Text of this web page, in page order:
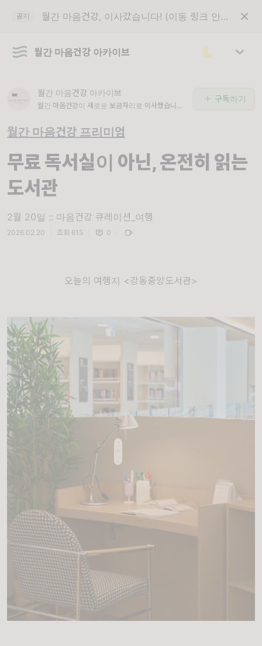
공지 월간 마음건강, 이사갔습니다! (이동 링크 안내)
월간 마음건강 아카이브
월간 마음건강 아카이브
월간 마음건강이 새로운 보금자리로 이사했습니다.
구독하기
월간 마음건강 프리미엄
무료 독서실이 아닌, 온전히 읽는
도서관
2월 20일 :: 마음건강 큐레이션_여행
2026.02.20 조회 615 0
오늘의 여행지 <강동중앙도서관>